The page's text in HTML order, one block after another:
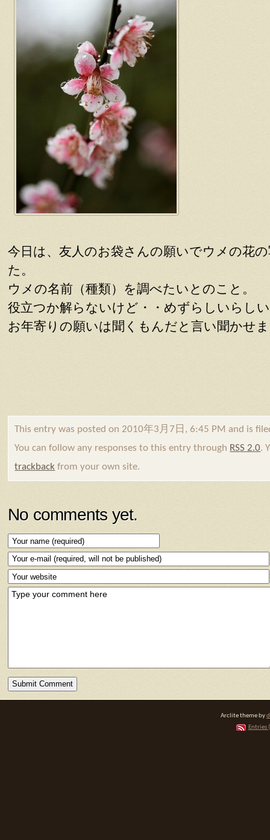
今日は、友人のお袋さんの願いでウメの花
た。
ウメの名前（種類）を調べたいとのこと。
役立つか解らないけど・・めずらしいらし
お年寄りの願いは聞くもんだと言い聞かせ
This entry was posted on 2010年3月7日, 6:45 PM and is
You can follow any responses to this entry through RSS 2.0.
trackback from your own site.
No comments yet.
Arclite theme by
Entries